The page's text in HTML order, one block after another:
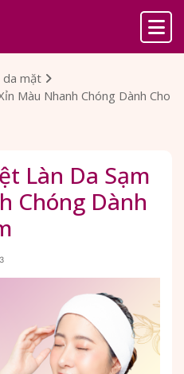
da mặt
Màu Nhanh Chóng Dành Cho
Làn Da Sạm
Chóng Dành